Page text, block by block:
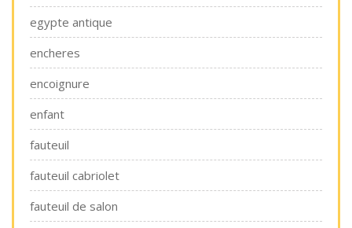
egypte antique
encheres
encoignure
enfant
fauteuil
fauteuil cabriolet
fauteuil de salon